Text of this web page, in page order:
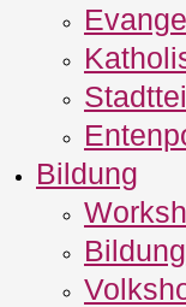
Bildung